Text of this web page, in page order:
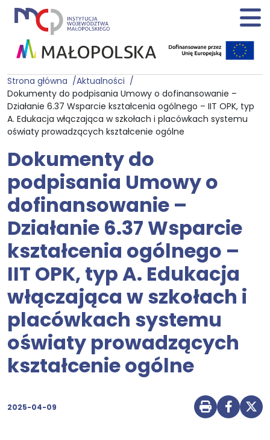
Strona główna
Aktualności
Dokumenty do podpisania Umowy o dofinansowanie –
Działanie 6.37 Wsparcie kształcenia ogólnego – IIT OPK, typ
A. Edukacja włączająca w szkołach i placówkach systemu
oświaty prowadzących kształcenie ogólne
Dokumenty do
podpisania Umowy o
dofinansowanie –
Działanie 6.37 Wsparcie
kształcenia ogólnego –
IIT OPK, typ A. Edukacja
włączająca w szkołach i
placówkach systemu
oświaty prowadzących
kształcenie ogólne
2025-04-09 Drukuj